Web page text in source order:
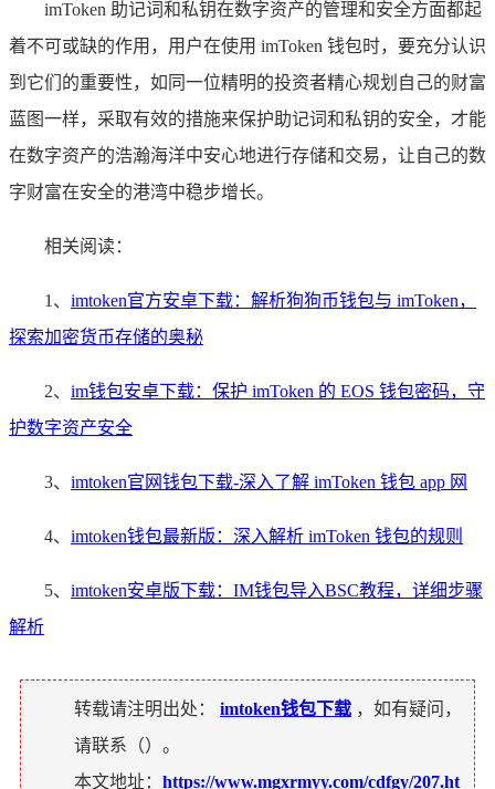
imToken 助记词和私钥在数字资产的管理和安全方面都起
着不可或缺的作用，用户在使用 imToken 钱包时，要充分认识
到它们的重要性，如同一位精明的投资者精心规划自己的财富
蓝图一样，采取有效的措施来保护助记词和私钥的安全，才能
在数字资产的浩瀚海洋中安心地进行存储和交易，让自己的数
字财富在安全的港湾中稳步增长。
相关阅读：
1、 imtoken官方安卓下载：解析狗狗币钱包与 imToken，
探索加密货币存储的奥秘
2、 im钱包安卓下载：保护 imToken 的 EOS 钱包密码，守
护数字资产安全
3、 imtoken官网钱包下载-深入了解 imToken 钱包 app 网
4、 imtoken钱包最新版：深入解析 imToken 钱包的规则
5、 imtoken安卓版下载：IM钱包导入BSC教程，详细步骤
解析
转载请注明出处： imtoken钱包下载 ，如有疑问，
请联系（）。
本文地址： https://www.mgxrmyy.com/cdfgy/207.ht